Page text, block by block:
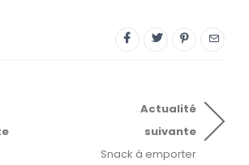
Actualité
suivante
Snack à emporter